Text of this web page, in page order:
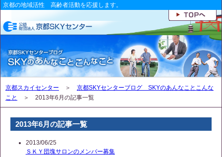
京都の地域活性 高齢者活動を応援します。
京都スカイセンター ＞ 京都SKYセンターブログ SKYのあんなことこんな
こと
＞ 2013年6月の記事一覧
2013年6月の記事一覧
2013/06/25
ＳＫＹ団塊サロンのメンバー募集